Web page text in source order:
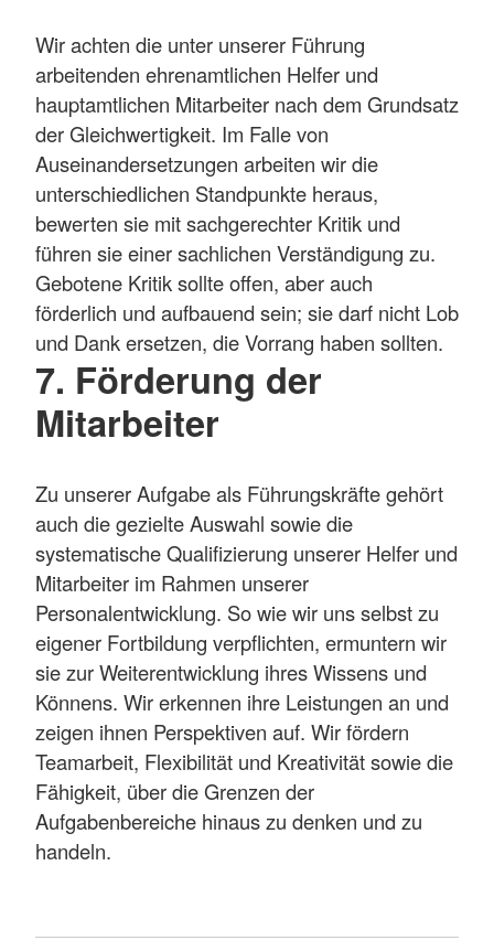
Wir achten die unter unserer Führung
arbeitenden ehrenamtlichen Helfer und
hauptamtlichen Mitarbeiter nach dem Grundsatz
der Gleichwertigkeit. Im Falle von
Auseinandersetzungen arbeiten wir die
unterschiedlichen Standpunkte heraus,
bewerten sie mit sachgerechter Kritik und
führen sie einer sachlichen Verständigung zu.
Gebotene Kritik sollte offen, aber auch
förderlich und aufbauend sein; sie darf nicht Lob
und Dank ersetzen, die Vorrang haben sollten.
7. Förderung der
Mitarbeiter
Zu unserer Aufgabe als Führungskräfte gehört
auch die gezielte Auswahl sowie die
systematische Qualifizierung unserer Helfer und
Mitarbeiter im Rahmen unserer
Personalentwicklung. So wie wir uns selbst zu
eigener Fortbildung verpflichten, ermuntern wir
sie zur Weiterentwicklung ihres Wissens und
Könnens. Wir erkennen ihre Leistungen an und
zeigen ihnen Perspektiven auf. Wir fördern
Teamarbeit, Flexibilität und Kreativität sowie die
Fähigkeit, über die Grenzen der
Aufgabenbereiche hinaus zu denken und zu
handeln.